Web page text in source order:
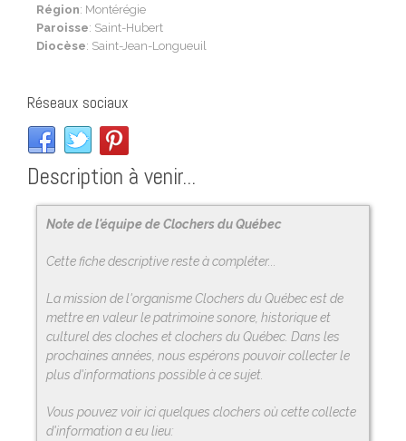
Région: Montérégie
Paroisse: Saint-Hubert
Diocèse: Saint-Jean-Longueuil
Réseaux sociaux
Description à venir...
Note de l'équipe de Clochers du Québec
Cette fiche descriptive reste à compléter...
La mission de l'organisme Clochers du Québec est de
mettre en valeur le patrimoine sonore, historique et
culturel des cloches et clochers du Québec. Dans les
prochaines années, nous espérons pouvoir collecter le
plus d'informations possible à ce sujet.
Vous pouvez voir ici quelques clochers où cette collecte
d'information a eu lieu: